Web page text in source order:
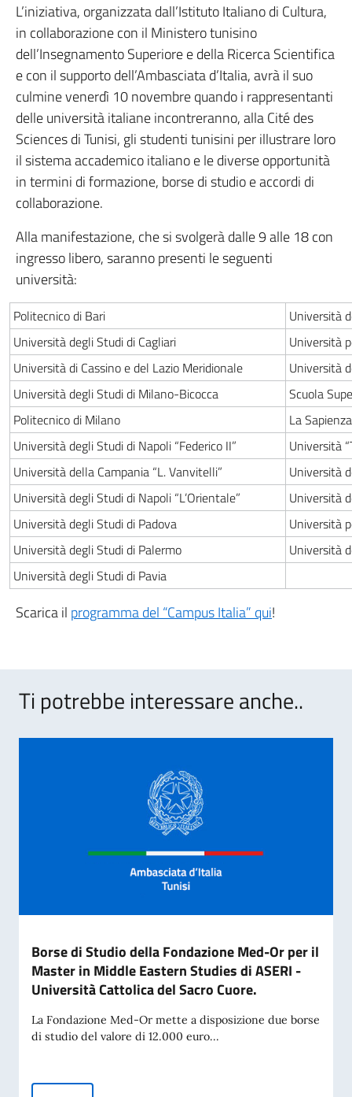
L’iniziativa, organizzata dall’Istituto Italiano di Cultura,
in collaborazione con il Ministero tunisino
dell’Insegnamento Superiore e della Ricerca Scientifica
e con il supporto dell’Ambasciata d’Italia, avrà il suo
culmine venerdì 10 novembre quando i rappresentanti
delle università italiane incontreranno, alla Cité des
Sciences di Tunisi, gli studenti tunisini per illustrare loro
il sistema accademico italiano e le diverse opportunità
in termini di formazione, borse di studio e accordi di
collaborazione.
Alla manifestazione, che si svolgerà dalle 9 alle 18 con
ingresso libero, saranno presenti le seguenti
università:
Politecnico di Bari
Università
Università degli Studi di Cagliari
Università
Università di Cassino e del Lazio Meridionale
Università
Università degli Studi di Milano-Bicocca
Scuola
Politecnico di Milano
La
Università degli Studi di Napoli “Federico II”
Università
Università della Campania “L. Vanvitelli”
Università
Università degli Studi di Napoli “L’Orientale”
Università
Università degli Studi di Padova
Università
Università degli Studi di Palermo
Università
Università degli Studi di Pavia
Scarica il programma del “Campus Italia” qui!
Ti potrebbe interessare anche..
Borse di Studio della Fondazione Med-Or per il
Master in Middle Eastern Studies di ASERI -
Università Cattolica del Sacro Cuore.
La Fondazione Med-Or mette a disposizione due borse
di studio del valore di 12.000 euro...